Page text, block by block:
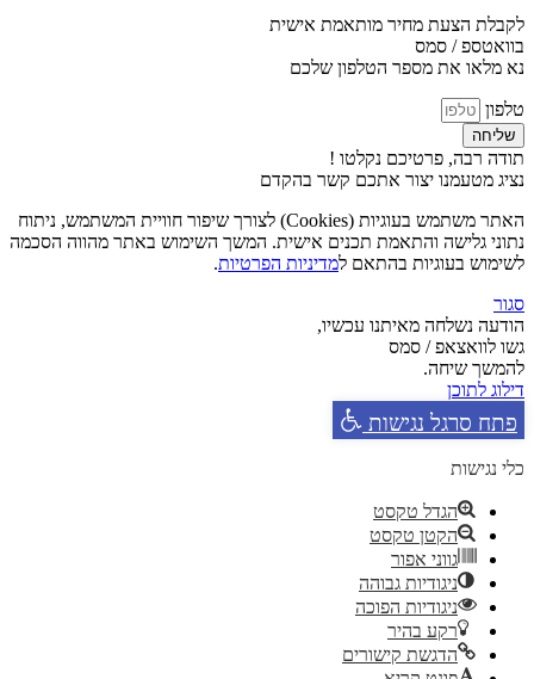
לקבלת הצעת מחיר מותאמת אישית
בוואטספ / סמס
נא מלאו את מספר הטלפון שלכם
טלפון
שליחה
תודה רבה, פרטיכם נקלטו !
נציג מטעמנו יצור אתכם קשר בהקדם
האתר משתמש בעוגיות (Cookies) לצורך שיפור חוויית המשתמש, ניתוח
נתוני גלישה והתאמת תכנים אישית. המשך השימוש באתר מהווה הסכמה
לשימוש בעוגיות בהתאם למדיניות הפרטיות.
סגור
הודעה נשלחה מאיתנו עכשיו,
גשו לוואצאפ / סמס
להמשך שיחה.
דילוג לתוכן
פתח סרגל נגישות
כלי נגישות
הגדל טקסט
הקטן טקסט
גווני אפור
ניגודיות גבוהה
ניגודיות הפוכה
רקע בהיר
הדגשת קישורים